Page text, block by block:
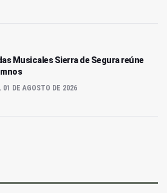
Musicales Sierra de Segura reúne
01 DE AGOSTO DE 2026